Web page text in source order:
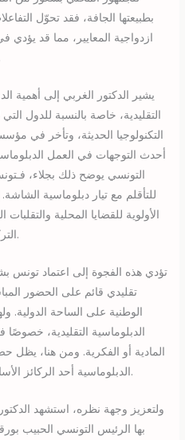
بطبيعتها الجافة، فقد تحوّل
ازدواجية المعايير، مما قد يؤدي
يشير الدكتور الغربي إلى أهمية
التقليدية، خاصة بالنسبة للدول
التكنولوجيا الحديثة، وتأخر في
أحدث التوجهات في العمل
التونسي يوضح ذلك بجلاء،
للتأقلم مع تيار دبلوماسية
الأولوية للقضايا المحلية والتقلبات
التركيز على رقمنة أدواتها الدبلوماسية.
تؤدي هذه الفجوة إلى اعتماد
تقليدي قائم على الحضور
الوطنية على الساحة الدولية.
الدبلوماسية التقليدية، خصوصًا
المادية أو الفكرية. ومن هنا،
الدبلوماسية أحد الركائز الأساسية لممارسة هذا النوع من العمل.
ولتعزيز وجهة نظره، استشهد الدكتور
بها الرئيس التونسي الحبيب